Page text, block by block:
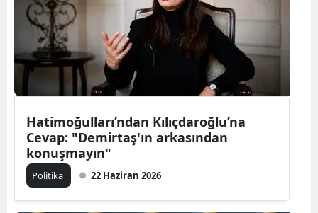
Hatimoğulları’ndan Kılıçdaroğlu’na
Cevap: "Demirtaş'ın arkasından
konuşmayın"
Politika 22 Haziran 2026